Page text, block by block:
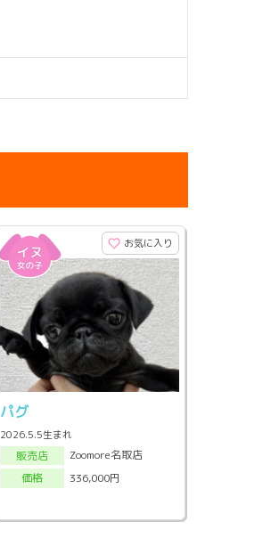
お気に入り
パグ
2026.5.5生まれ
販売店
Zoomore名取店
価格
336,000円